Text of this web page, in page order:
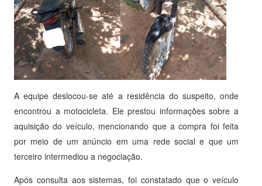
A equipe deslocou-se até a residência do suspeito, onde
encontrou a motocicleta. Ele prestou informações sobre a
aquisição do veículo, mencionando que a compra foi feita
por meio de um anúncio em uma rede social e que um
terceiro intermediou a negociação.
Após consulta aos sistemas, foi constatado que o veículo